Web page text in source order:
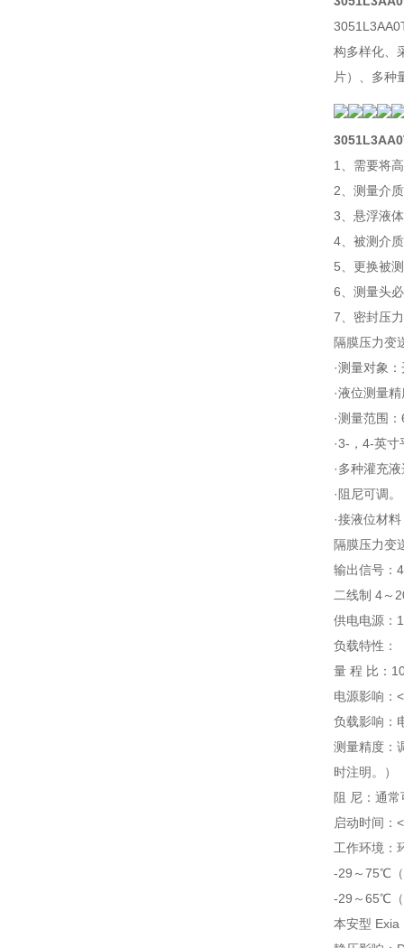
构多样化、
片）、多种
1、需要将
2、测量介
3、悬浮液
4、被测介
5、更换被
6、测量头
7、密封压
隔膜压力变
·测量对象
·液位测量
·测量范围
·3-，4-英
·多种灌充
·阻尼可调。
·接液位材
隔膜压力变
输出信号：
二线制 4～
供电电源：
负载特性：
量 程 比：
电源影响：
负载影响：
测量精度：
时注明。）
阻 尼：通
启动时间：
工作环境：
-29～75℃
-29～65℃
本安型